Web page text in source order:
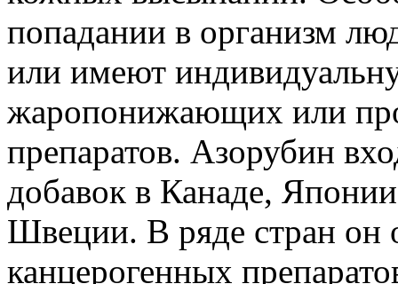
попадании в организм
или имеют
жаропонижающих или
препаратов. Азорубин
добавок в Канаде,
Швеции. В ряде стран он
канцерогенных